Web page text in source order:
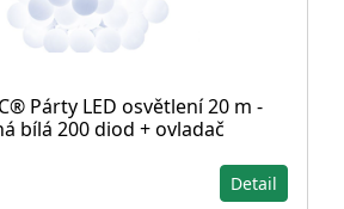
Párty LED osvětlení 20 m -
bílá 200 diod + ovladač
Detail